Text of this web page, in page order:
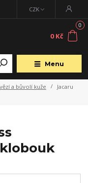
Menu
CZK
0
0 Kč
a bůvolí kuže
Jacaru